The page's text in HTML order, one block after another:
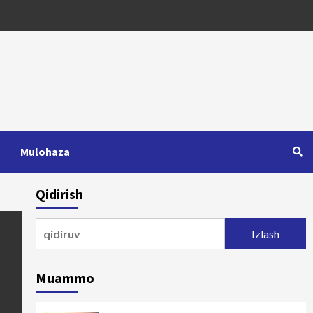
Mulohaza
Qidirish
Muammo